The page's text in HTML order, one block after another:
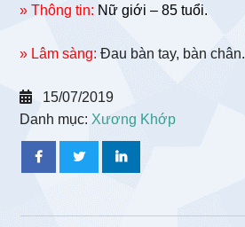
» Thông tin: Nữ giới – 85 tuổi.
» Lâm sàng: Đau bàn tay, bàn chân.
15/07/2019
Danh mục: Xương Khớp